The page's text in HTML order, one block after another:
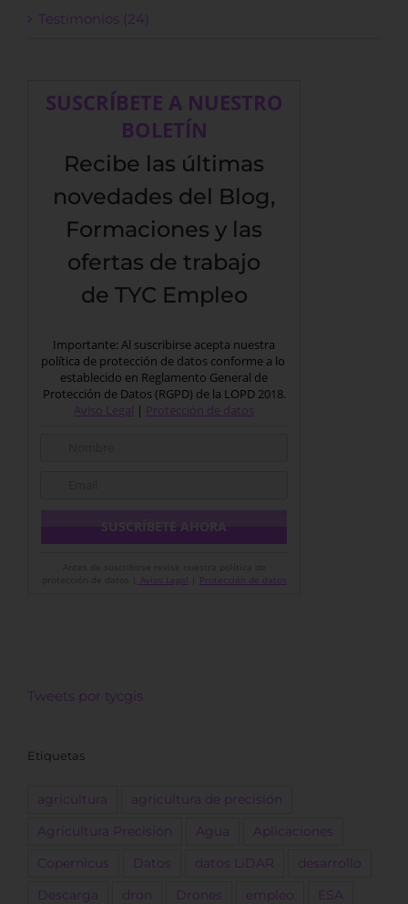
Testimonios (24)
SUSCRÍBETE A NUESTRO
BOLETÍN
Recibe las últimas
novedades del Blog,
Formaciones y las
ofertas de trabajo
de TYC Empleo
Importante: Al suscribirse acepta nuestra
política de protección de datos conforme a lo
establecido en Reglamento General de
Protección de Datos (RGPD) de la LOPD 2018.
Aviso Legal | Protección de datos
Aviso Legal Protección de datos
Tweets por tycgis
Etiquetas
agricultura agricultura de precisión
Agricultura Precisión Agua Aplicaciones
Copernicus Datos datos LiDAR desarrollo
Descarga dron Drones empleo ESA